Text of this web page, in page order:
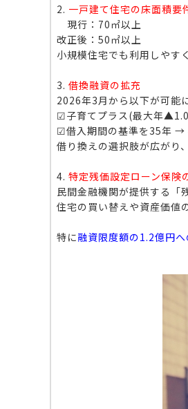
2. 一戸建て住宅の床面積要
現行：70㎡以上
改正後：50㎡以上
小規模住宅でも利用しやす
3. 借換融資の拡充
2026年3月から以下が可能
☑子育てプラス(最大年
☑借入期間の基準を35年 →
借り換えの選択肢が広がり
4. 特定残価設定ローン保険
民間金融機関が提供する「
住宅の買い替えや資産価値
特に融資限度額の1.2億円